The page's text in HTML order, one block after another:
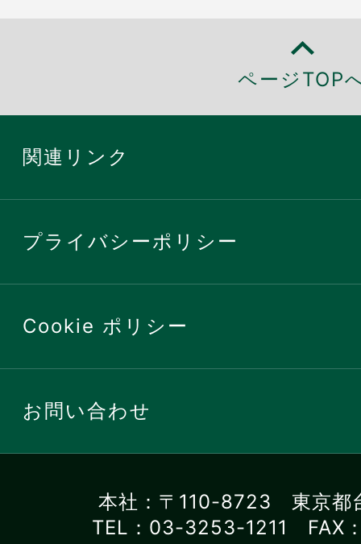
ページTOP
関連リンク
プライバシーポリシー
Cookie ポリシー
お問い合わせ
本社：〒110-8723 東京都
TEL：03-3253-1211 FAX